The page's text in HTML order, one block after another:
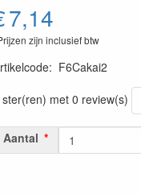
7,14
zijn inclusief btw
: F6Cakai2
met 0 review(s)
Aantal